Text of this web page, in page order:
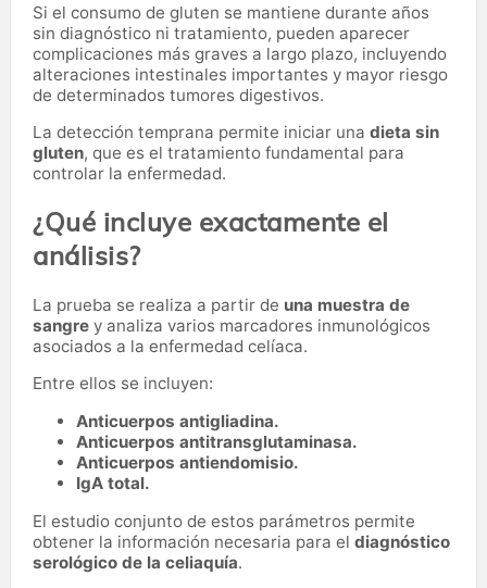
Si el consumo de gluten se mantiene durante años
sin diagnóstico ni tratamiento, pueden aparecer
complicaciones más graves a largo plazo, incluyendo
alteraciones intestinales importantes y mayor riesgo
de determinados tumores digestivos.
La detección temprana permite iniciar una dieta sin
gluten, que es el tratamiento fundamental para
controlar la enfermedad.
¿Qué incluye exactamente el
análisis?
La prueba se realiza a partir de una muestra de
sangre y analiza varios marcadores inmunológicos
asociados a la enfermedad celíaca.
Entre ellos se incluyen:
Anticuerpos antigliadina.
Anticuerpos antitransglutaminasa.
Anticuerpos antiendomisio.
IgA total.
El estudio conjunto de estos parámetros permite
obtener la información necesaria para el diagnóstico
serológico de la celiaquía.